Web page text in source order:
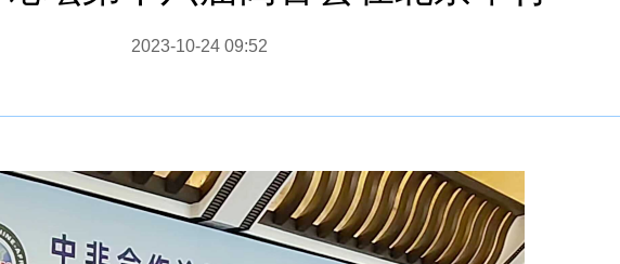
2023-10-24 09:52